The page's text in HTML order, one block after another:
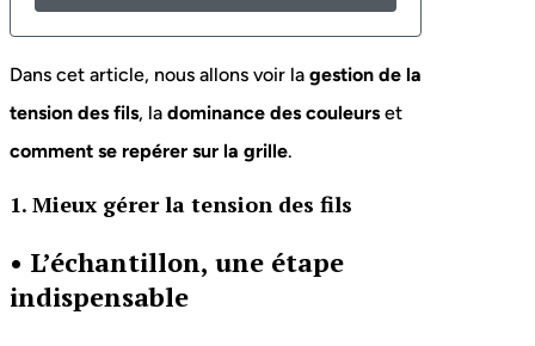
Dans cet article, nous allons voir la gestion de la
tension des fils, la dominance des couleurs et
comment se repérer sur la grille.
1. Mieux gérer la tension des fils
• L’échantillon, une étape
indispensable